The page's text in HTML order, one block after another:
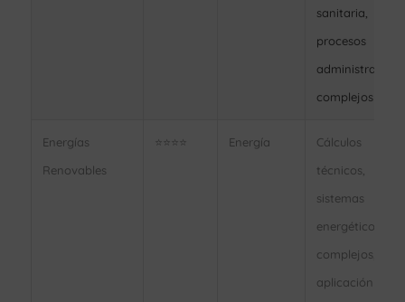
sanitaria,
procesos
administrativos
complejos
Energías
Renovables
⭐⭐⭐⭐ Energía
Cálculos
técnicos,
sistemas
energéticos
complejos,
aplicación